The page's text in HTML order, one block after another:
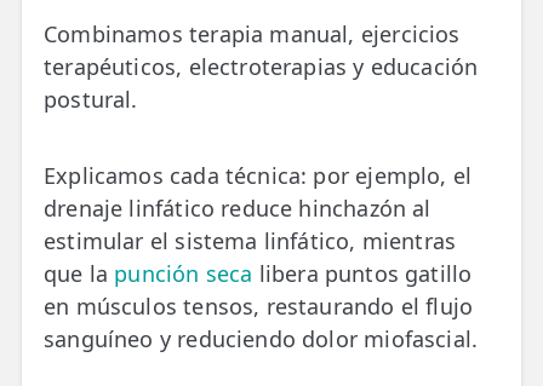
Combinamos terapia manual, ejercicios
terapéuticos, electroterapias y educación
postural.
Explicamos cada técnica: por ejemplo, el
drenaje linfático reduce hinchazón al
estimular el sistema linfático, mientras
que la punción seca libera puntos gatillo
en músculos tensos, restaurando el flujo
sanguíneo y reduciendo dolor miofascial.